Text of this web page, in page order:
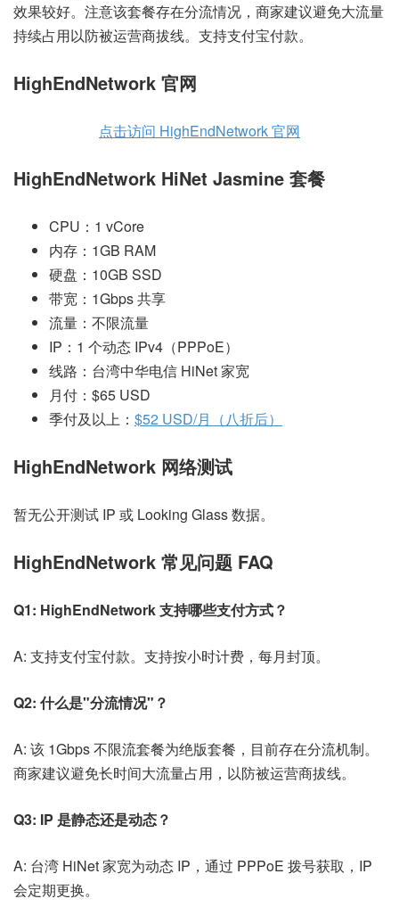
效果较好。注意该套餐存在分流情况，商家建议避免大流量
持续占用以防被运营商拔线。支持支付宝付款。
HighEndNetwork 官网
点击访问 HighEndNetwork 官网
HighEndNetwork HiNet Jasmine 套餐
CPU：1 vCore
内存：1GB RAM
硬盘：10GB SSD
带宽：1Gbps 共享
流量：不限流量
IP：1 个动态 IPv4（PPPoE）
线路：台湾中华电信 HiNet 家宽
月付：$65 USD
季付及以上： $52 USD/月（八折后）
HighEndNetwork 网络测试
暂无公开测试 IP 或 Looking Glass 数据。
HighEndNetwork 常见问题 FAQ
Q1: HighEndNetwork 支持哪些支付方式？
A: 支持支付宝付款。支持按小时计费，每月封顶。
Q2: 什么是"分流情况"？
A: 该 1Gbps 不限流套餐为绝版套餐，目前存在分流机制。
商家建议避免长时间大流量占用，以防被运营商拔线。
Q3: IP 是静态还是动态？
A: 台湾 HiNet 家宽为动态 IP，通过 PPPoE 拨号获取，IP
会定期更换。